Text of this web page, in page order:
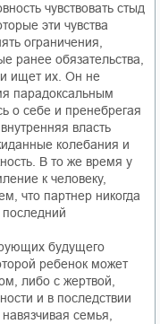
чувствовать стыд
эти чувства
ограничения,
ранее обязательства,
и ищет их. Он не
парадоксальным
о себе и пренебрегая
власть
колебания и
В то же время у
к человеку,
что партнер никогда
последний
будущего
ребенок может
либо с жертвой,
и в последствии
семья,